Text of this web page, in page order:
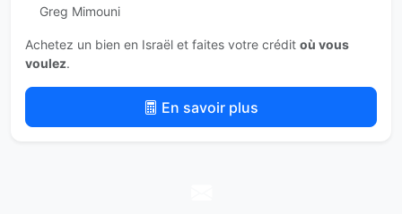
Greg Mimouni
Achetez un bien en Israël et faites votre crédit où vous
voulez.
En savoir plus